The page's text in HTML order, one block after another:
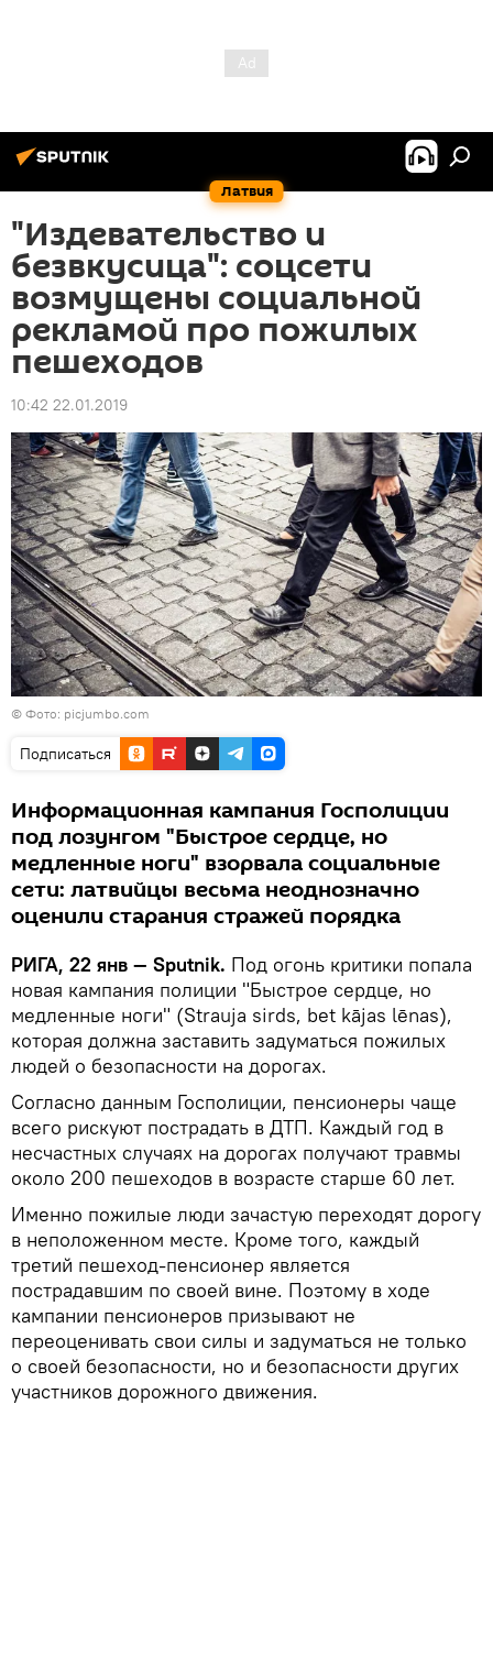
Латвия
"Издевательство и
безвкусица": соцсети
возмущены социальной
рекламой про пожилых
пешеходов
10:42 22.01.2019
© Фото: picjumbo.com
Подписаться
Информационная кампания Госполиции
под лозунгом "Быстрое сердце, но
медленные ноги" взорвала социальные
сети: латвийцы весьма неоднозначно
оценили старания стражей порядка
РИГА, 22 янв — Sputnik. Под огонь критики попала
новая кампания полиции "Быстрое сердце, но
медленные ноги" (Strauja sirds, bet kājas lēnas),
которая должна заставить задуматься пожилых
людей о безопасности на дорогах.
Согласно данным Госполиции, пенсионеры чаще
всего рискуют пострадать в ДТП. Каждый год в
несчастных случаях на дорогах получают травмы
около 200 пешеходов в возрасте старше 60 лет.
Именно пожилые люди зачастую переходят дорогу
в неположенном месте. Кроме того, каждый
третий пешеход-пенсионер является
пострадавшим по своей вине. Поэтому в ходе
кампании пенсионеров призывают не
переоценивать свои силы и задуматься не только
о своей безопасности, но и безопасности других
участников дорожного движения.